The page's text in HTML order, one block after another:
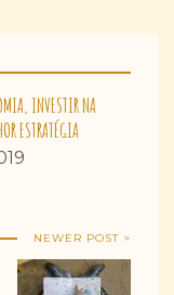
INVESTIR NA
ESTRATÉGIA
NEWER POST >